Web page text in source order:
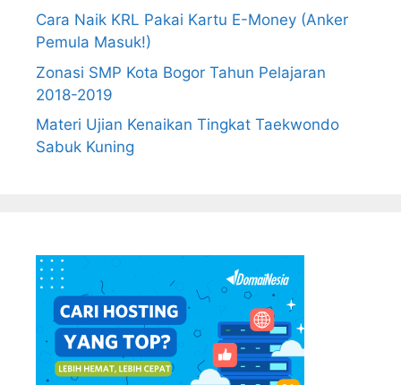
Cara Naik KRL Pakai Kartu E-Money (Anker
Pemula Masuk!)
Zonasi SMP Kota Bogor Tahun Pelajaran
2018-2019
Materi Ujian Kenaikan Tingkat Taekwondo
Sabuk Kuning